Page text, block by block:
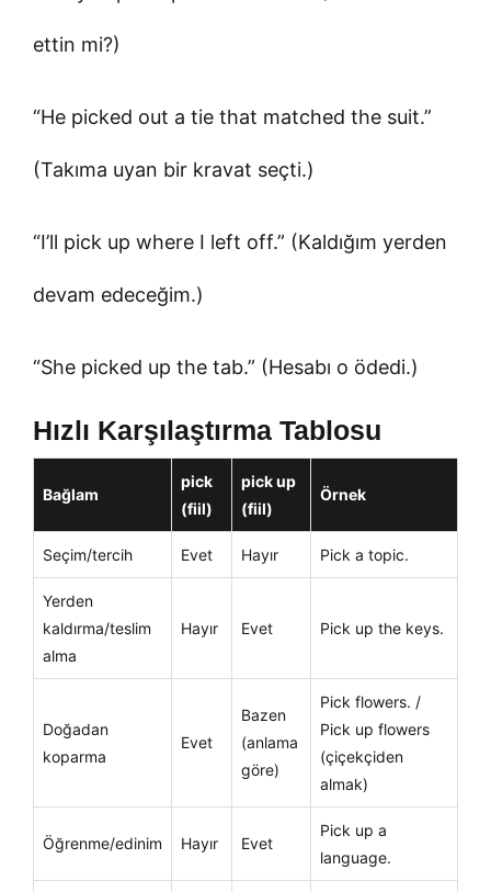
ettin mi?)
“He picked out a tie that matched the suit.”
(Takıma uyan bir kravat seçti.)
“I’ll pick up where I left off.” (Kaldığım yerden
devam edeceğim.)
“She picked up the tab.” (Hesabı o ödedi.)
Hızlı Karşılaştırma Tablosu
Bağlam
pick
(fiil)
pick up
(fiil)
Örnek
Seçim/tercih Evet Hayır Pick a topic.
Yerden
kaldırma/teslim
alma
Hayır Evet Pick up the keys.
Doğadan
koparma
Evet
Bazen
(anlama
göre)
Pick flowers. /
Pick up flowers
(çiçekçiden
almak)
Öğrenme/edinim Hayır Evet
Pick up a
language.